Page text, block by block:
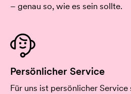
– genau so, wie es sein sollte.
Persönlicher Service
Für uns ist persönlicher